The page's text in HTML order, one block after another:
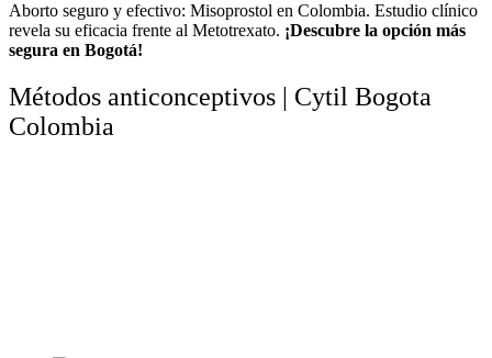
Aborto seguro y efectivo: Misoprostol en Colombia. Estudio clínico
revela su eficacia frente al Metotrexato. ¡Descubre la opción más
segura en Bogotá!
Métodos anticonceptivos | Cytil Bogota
Colombia